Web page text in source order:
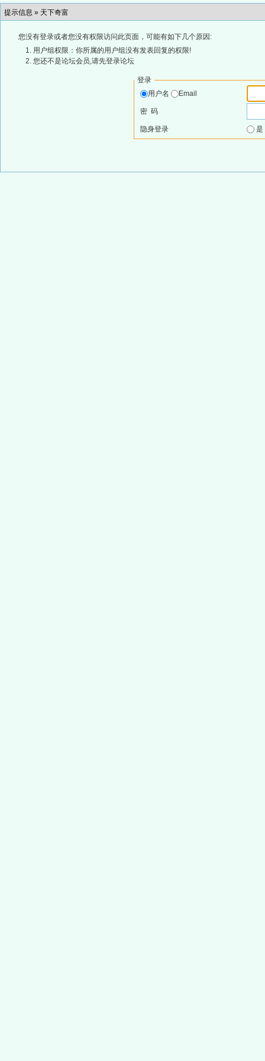
提示信息 » 天下奇富
您没有登录或者您没有权限访问此页面，可能有如下几个原因:
用户组权限：你所属的用户组没有发表回复的权限!
您还不是论坛会员,请先登录论坛
登录
用户名
Email
密 码
隐身登录